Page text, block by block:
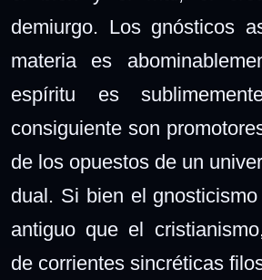
demiurgo. Los gnósticos
materia es
espíritu es
consiguiente son
de los opuestos de un
dual. Si bien el
antiguo que el
de corrientes sincréticas